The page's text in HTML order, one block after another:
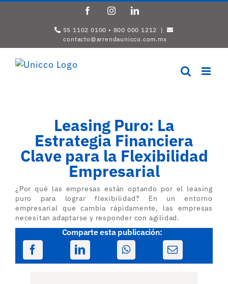
FacebookInstagram
55 1102 0100 • 800 000 1212 |
contacto@arrendaunicco.com.mx
Leasing Puro: La
Estrategia Financiera
Clave para la Flexibilidad
Empresarial
¿Por qué las empresas están optando por el leasing
puro para lograr flexibilidad? En un entorno
empresarial que cambia rápidamente, las empresas
necesitan adaptarse y responder con agilidad.
Comparte esta publicación: